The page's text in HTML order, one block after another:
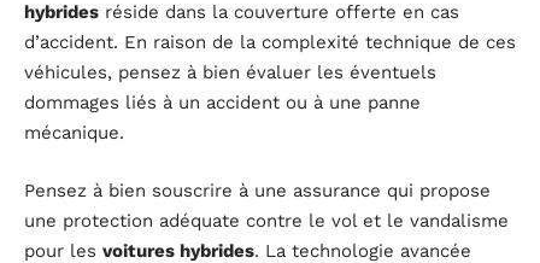
hybrides réside dans la couverture offerte en cas
d’accident. En raison de la complexité technique de ces
véhicules, pensez à bien évaluer les éventuels
dommages liés à un accident ou à une panne
mécanique.
Pensez à bien souscrire à une assurance qui propose
une protection adéquate contre le vol et le vandalisme
pour les voitures hybrides. La technologie avancée